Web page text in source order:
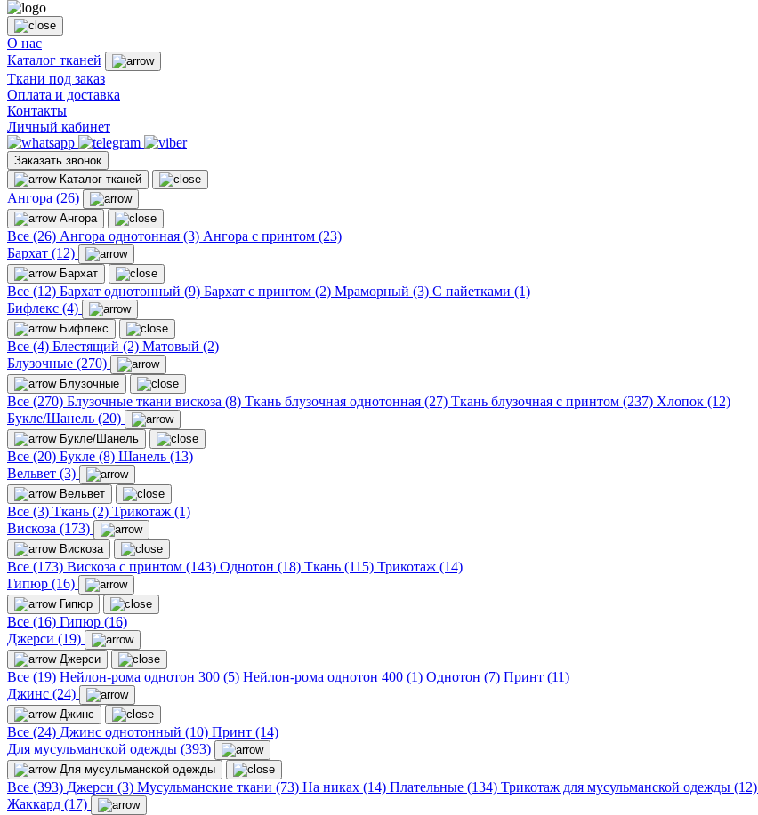
О нас
Каталог тканей
Ткани под заказ
Оплата и доставка
Контакты
Личный кабинет
Заказать звонок
Каталог тканей
Ангора (26)
Ангора
Все (26) Ангора однотонная (3) Ангора с принтом (23)
Бархат (12)
Бархат
Все (12) Бархат однотонный (9) Бархат с принтом (2) Мраморный (3) С пайетками (1)
Бифлекс (4)
Бифлекс
Все (4) Блестящий (2) Матовый (2)
Блузочные (270)
Блузочные
Все (270) Блузочные ткани вискоза (8) Ткань блузочная однотонная (27) Ткань блузочная с принтом (237) Хлопок (12)
Букле/Шанель (20)
Букле/Шанель
Все (20) Букле (8) Шанель (13)
Вельвет (3)
Вельвет
Все (3) Ткань (2) Трикотаж (1)
Вискоза (173)
Вискоза
Все (173) Вискоза с принтом (143) Однотон (18) Ткань (115) Трикотаж (14)
Гипюр (16)
Гипюр
Все (16) Гипюр (16)
Джерси (19)
Джерси
Все (19) Нейлон-рома однотон 300 (5) Нейлон-рома однотон 400 (1) Однотон (7) Принт (11)
Джинс (24)
Джинс
Все (24) Джинс однотонный (10) Принт (14)
Для мусульманской одежды (393)
Для мусульманской одежды
Все (393) Джерси (3) Мусульманские ткани (73) На никах (14) Плательные (134) Трикотаж для мусульманской одежды (12)
Жаккард (17)